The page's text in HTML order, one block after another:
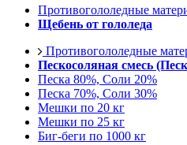
Противогололедные
Щебень от гололеда
Противогололедные
Пескосоляная смесь
Песка 80%, Соли 20%
Песка 70%, Соли 30%
Мешки по 20 кг
Мешки по 25 кг
Биг-беги по 1000 кг